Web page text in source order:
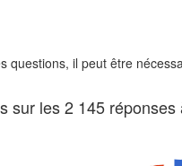
questions, il peut être
sur les 2 145